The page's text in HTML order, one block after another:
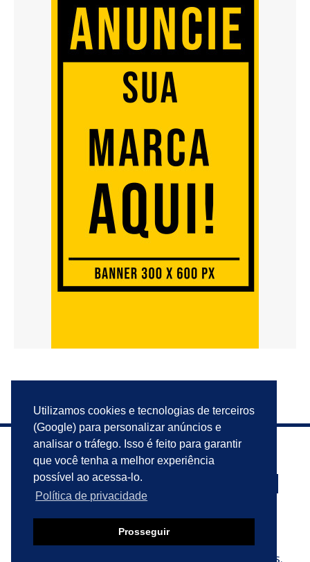
Utilizamos cookies e tecnologias de terceiros
(Google) para personalizar anúncios e
analisar o tráfego. Isso é feito para garantir
que você tenha a melhor experiência
possível ao acessa-lo.
Política de privacidade
Prosseguir
PRIVACIDADE ANUNCIE
© 2023 VIU ISSO AQUI?. TODOS OS DIREITOS RESERVADOS.